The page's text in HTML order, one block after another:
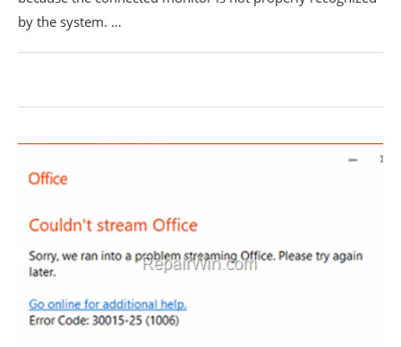
by the system. …